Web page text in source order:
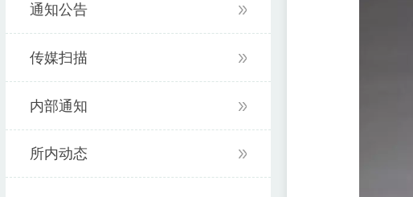
通知公告
传媒扫描
内部通知
所内动态